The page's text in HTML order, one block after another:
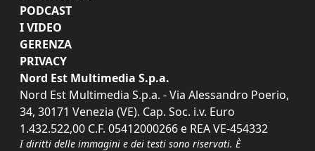
PODCAST
I VIDEO
GERENZA
PRIVACY
Nord Est Multimedia S.p.a.
Nord Est Multimedia S.p.a. - Via Alessandro Poerio,
34, 30171 Venezia (VE). Cap. Soc. i.v. Euro
1.432.522,00 C.F. 05412000266 e REA VE-454332
I diritti delle immagini e dei testi sono riservati. È